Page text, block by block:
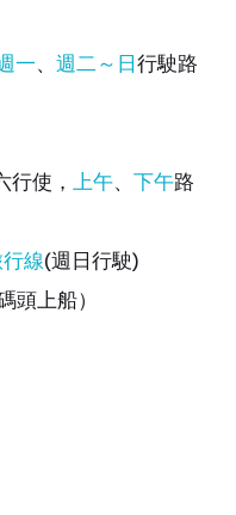
一、 週二～日行駛路
行使， 上午、 下午路
線(週日行駛)
頭上船）